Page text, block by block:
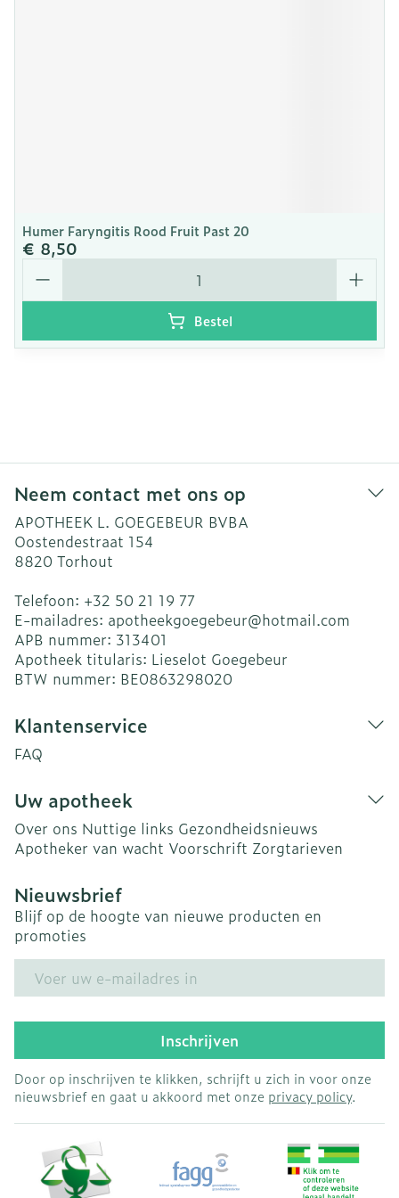
Humer Faryngitis Rood Fruit Past 20
€ 8,50
Aantal
Bestel
Neem contact met ons op
APOTHEEK L. GOEGEBEUR BVBA
Oostendestraat 154
8820 Torhout
Telefoon: +32 50 21 19 77
E-mailadres: apotheekgoegebeur@hotmail.com
APB nummer: 313401
Apotheek titularis: Lieselot Goegebeur
BTW nummer: BE0863298020
Klantenservice
FAQ
Uw apotheek
Over ons Nuttige links Gezondheidsnieuws
Apotheker van wacht Voorschrift Zorgtarieven
Nieuwsbrief
Blijf op de hoogte van nieuwe producten en
promoties
Inschrijven
Door op inschrijven te klikken, schrijft u zich in voor onze
nieuwsbrief en gaat u akkoord met onze privacy policy.